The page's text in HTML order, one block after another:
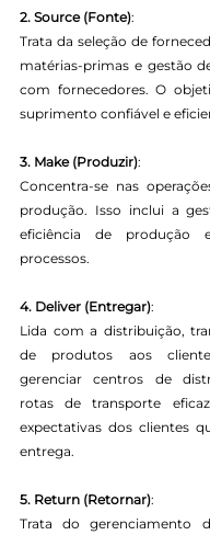
2. Source (Fonte):
Trata da seleção de
matérias-primas e gestão
com fornecedores. O
suprimento confiável e
3. Make (Produzir):
Concentra-se nas
produção. Isso inclui a
eficiência de produção
processos.
4. Deliver (Entregar):
Lida com a distribuição,
de produtos aos
gerenciar centros de
rotas de transporte
expectativas dos clientes
entrega.
5. Return (Retornar):
Trata do gerenciamento